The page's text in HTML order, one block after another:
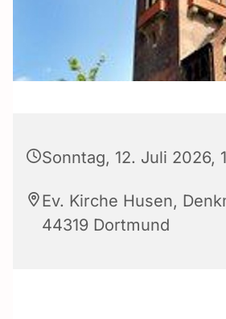
Sonntag, 12. Juli 2026,
Ev. Kirche Husen,
44319 Dortmund